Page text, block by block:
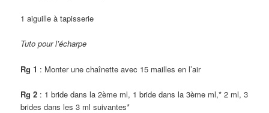
1 aiguille à tapisserie
Tuto pour l’écharpe
Rg 1 : Monter une chaînette avec 15 mailles en l’air
Rg 2 : 1 bride dans la 2ème ml, 1 bride dans la 3ème ml,* 2 ml, 3
brides dans les 3 ml suivantes*